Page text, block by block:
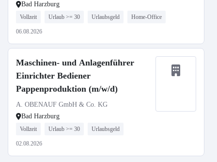
Bad Harzburg
Vollzeit Urlaub >= 30 Urlaubsgeld Home-Office
06.08.2026
Maschinen- und Anlagenführer
Einrichter Bediener
Pappenproduktion (m/w/d)
A. OBENAUF GmbH & Co. KG
Bad Harzburg
Vollzeit Urlaub >= 30 Urlaubsgeld
02.08.2026